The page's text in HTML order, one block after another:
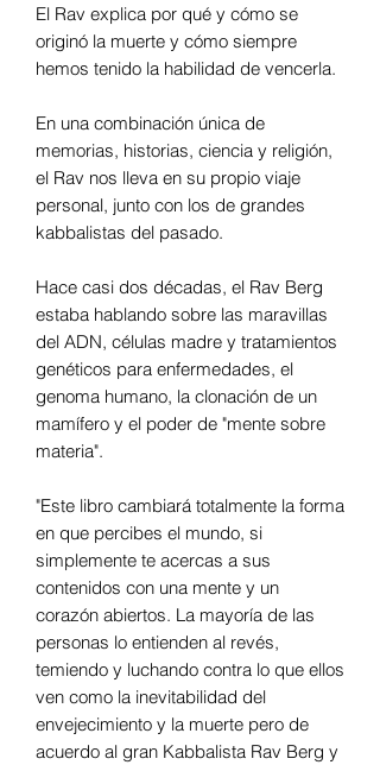
El Rav explica por qué y cómo se
originó la muerte y cómo siempre
hemos tenido la habilidad de vencerla.
En una combinación única de
memorias, historias, ciencia y religión,
el Rav nos lleva en su propio viaje
personal, junto con los de grandes
kabbalistas del pasado.
Hace casi dos décadas, el Rav Berg
estaba hablando sobre las maravillas
del ADN, células madre y tratamientos
genéticos para enfermedades, el
genoma humano, la clonación de un
mamífero y el poder de "mente sobre
materia".
"Este libro cambiará totalmente la forma
en que percibes el mundo, si
simplemente te acercas a sus
contenidos con una mente y un
corazón abiertos. La mayoría de las
personas lo entienden al revés,
temiendo y luchando contra lo que ellos
ven como la inevitabilidad del
envejecimiento y la muerte pero de
acuerdo al gran Kabbalista Rav Berg y